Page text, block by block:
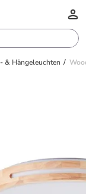
& Hängeleuchten